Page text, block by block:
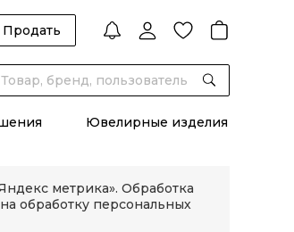
Продать
Ювелирные изделия
метрика». Обработка
на обработку персональных